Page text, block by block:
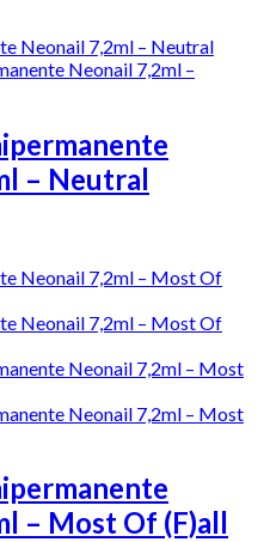
– Neutral
– Most Of (F)all